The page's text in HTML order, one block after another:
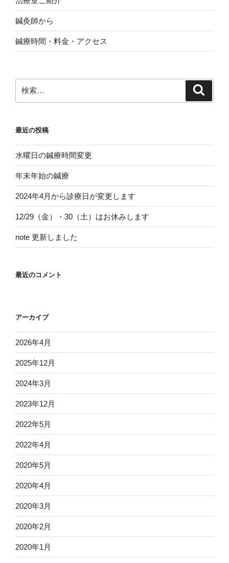
鍼灸師から
鍼療時間・料金・アクセス
索:
最近の投稿
水曜日の鍼療時間変更
年末年始の鍼療
2024年4月から診療日が変更します
12/29（金）・30（土）はお休みします
note 更新しました
最近のコメント
アーカイブ
2026年4月
2025年12月
2024年3月
2023年12月
2022年5月
2022年4月
2020年5月
2020年4月
2020年3月
2020年2月
2020年1月